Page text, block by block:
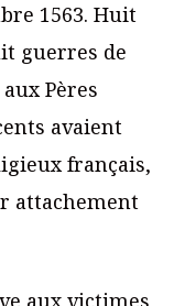
1563. Huit
guerres de
Pères
avaient
français,
attachement